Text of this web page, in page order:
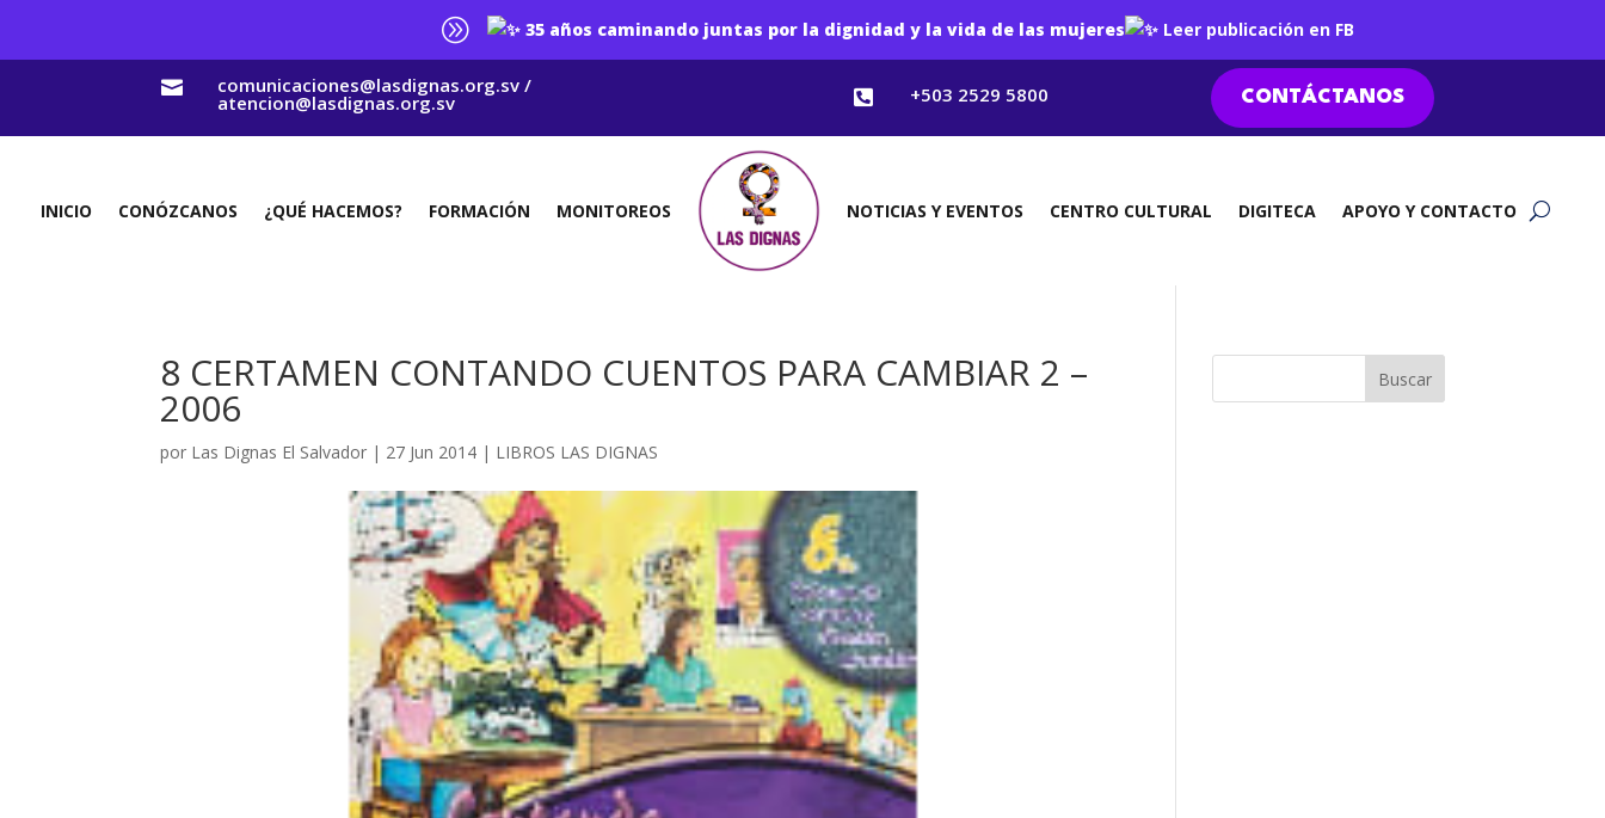
A 35 años caminando juntas por la dignidad y la vida de las mujeres Leer publicación en FB
 comunicaciones@lasdignas.org.sv /
atencion@lasdignas.org.sv  +503 2529 5800 CONTÁCTANOS
INICIO CONÓZCANOS ¿QUÉ HACEMOS? FORMACIÓN MONITOREOS NOTICIAS Y EVENTOS CENTRO CULTURAL DIGITECA APOYO Y CONTACTO
8 CERTAMEN CONTANDO CUENTOS PARA CAMBIAR 2 –
2006
por Las Dignas El Salvador | 27 Jun 2014 | LIBROS LAS DIGNAS